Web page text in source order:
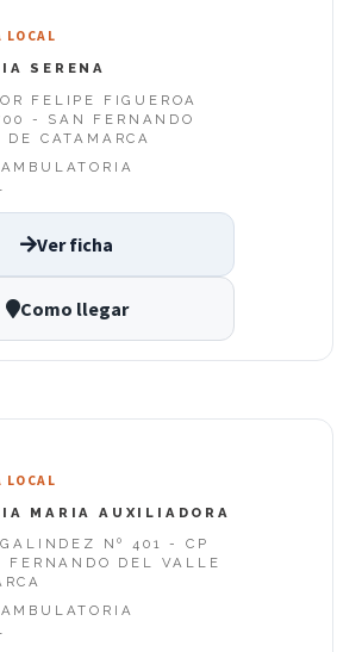
LOCAL
SERENA
FELIPE FIGUEROA
- SAN FERNANDO
CATAMARCA
Ver ficha
Como llegar
LOCAL
MARIA AUXILIADORA
Nº 401 - CP
DEL VALLE